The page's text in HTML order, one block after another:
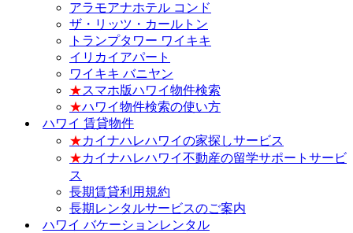
アラモアナホテル コンド
ザ・リッツ・カールトン
トランプタワー ワイキキ
イリカイアパート
ワイキキ バニヤン
★スマホ版ハワイ物件検索
★ハワイ物件検索の使い方
ハワイ 賃貸物件
★カイナハレハワイの家探しサービス
★カイナハレハワイ不動産の留学サポートサービ
ス
長期賃貸利用規約
長期レンタルサービスのご案内
ハワイ バケーションレンタル